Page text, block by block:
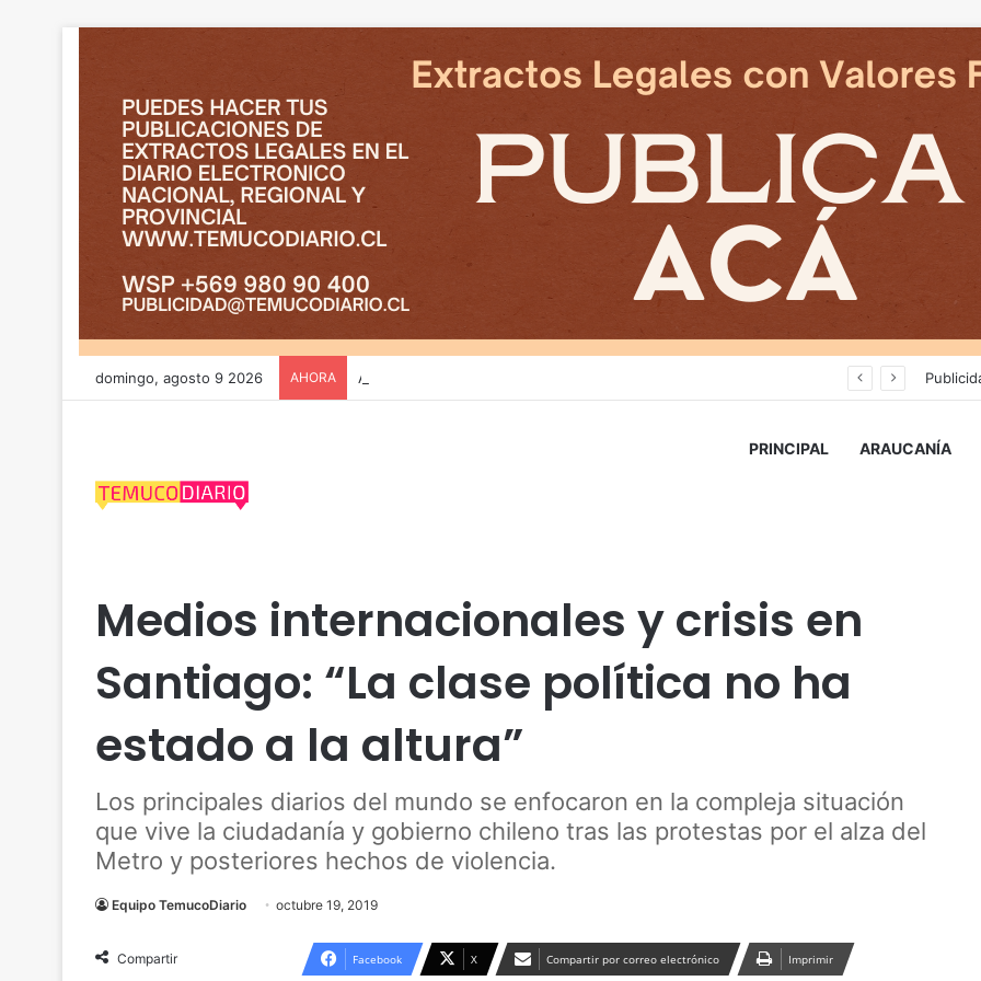
domingo, agosto 9 2026 AHORA
PRINCIPAL ARAUCANÍA
Medios internacionales y crisis en
Santiago: “La clase política no ha
estado a la altura”
Los principales diarios del mundo se enfocaron en la compleja situación
que vive la ciudadanía y gobierno chileno tras las protestas por el alza del
Metro y posteriores hechos de violencia.
Equipo TemucoDiario octubre 19, 2019
Compartir Facebook X Compartir por correo electrónico Imprimir